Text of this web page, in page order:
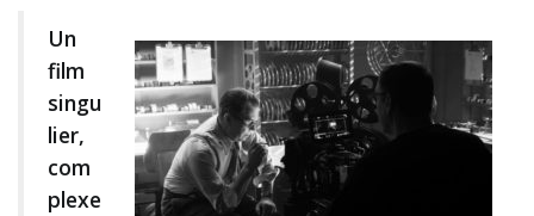
Un
film
singu
lier,
com
plexe